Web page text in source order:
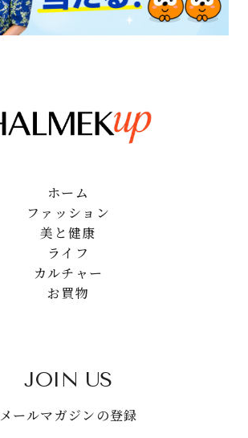
ホーム
ファッション
美と健康
ライフ
カルチャー
お買物
JOIN US
メールマガジンの登録